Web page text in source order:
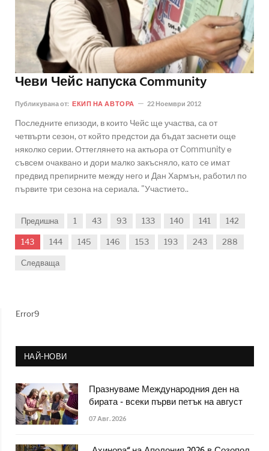
Чеви Чейс напуска Community
Публикувана от: ЕКИП НА АВТОРА 22 Ноември 2012
Последните епизоди, в които Чейс ще участва, са от
четвърти сезон, от който предстои да бъдат заснети още
няколко серии. Оттеглянето на актьора от Community е
съвсем очаквано и дори малко закъсняло, като се имат
предвид препирните между него и Дан Хармън, работил по
първите три сезона на сериала. "Участието..
Предишна 1 43 93 133 140 141 142
143 144 145 146 153 193 243 288
Следваща
Error9
НАЙ-НОВИ
Празнуваме Международния ден на
бирата - всеки първи петък на август
07 Авг. 2026